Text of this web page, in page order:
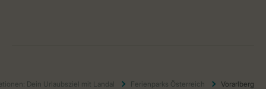
Dein Urlaubsziel mit Landal Ferienparks Österreich Vorarlberg